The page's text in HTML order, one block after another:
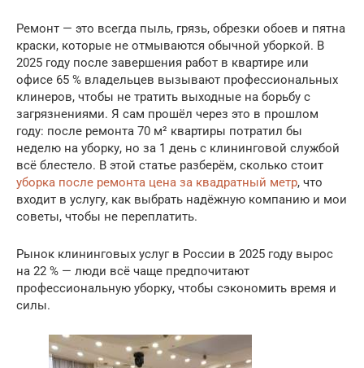
Ремонт — это всегда пыль, грязь, обрезки обоев и пятна
краски, которые не отмываются обычной уборкой. В
2025 году после завершения работ в квартире или
офисе 65 % владельцев вызывают профессиональных
клинеров, чтобы не тратить выходные на борьбу с
загрязнениями. Я сам прошёл через это в прошлом
году: после ремонта 70 м² квартиры потратил бы
неделю на уборку, но за 1 день с клининговой службой
всё блестело. В этой статье разберём, сколько стоит
уборка после ремонта цена за квадратный метр, что
входит в услугу, как выбрать надёжную компанию и мои
советы, чтобы не переплатить.
Рынок клининговых услуг в России в 2025 году вырос
на 22 % — люди всё чаще предпочитают
профессиональную уборку, чтобы сэкономить время и
силы.